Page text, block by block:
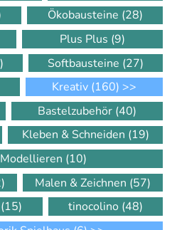
Ökobausteine (28)
Plus Plus (9)
Softbausteine (27)
Kreativ (160) >>
Bastelzubehör (40)
Kleben & Schneiden (19)
(10)
Malen & Zeichnen (57)
(15) tinocolino (48)